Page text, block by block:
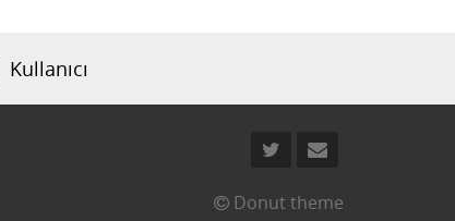
Kullanıcı
Donut theme